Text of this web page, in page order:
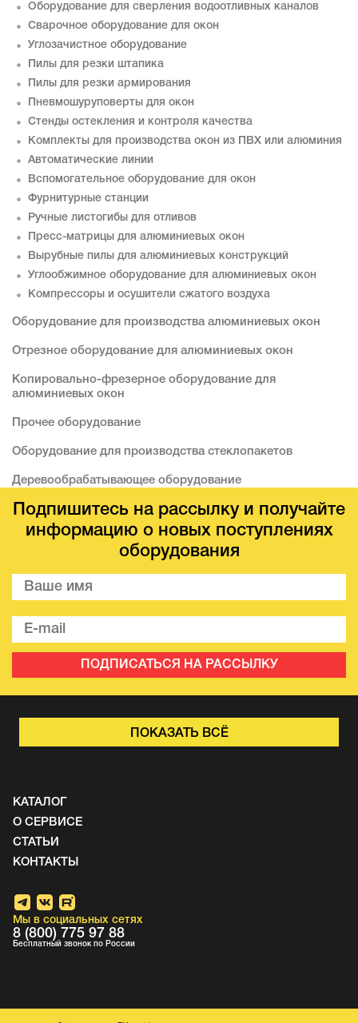
Оборудование для сверления водоотливных каналов
Сварочное оборудование для окон
Углозачистное оборудование
Пилы для резки штапика
Пилы для резки армирования
Пневмошуруповерты для окон
Стенды остекления и контроля качества
Комплекты для производства окон из ПВХ или алюминия
Автоматические линии
Вспомогательное оборудование для окон
Фурнитурные станции
Ручные листогибы для отливов
Пресс-матрицы для алюминиевых окон
Вырубные пилы для алюминиевых конструкций
Углообжимное оборудование для алюминиевых окон
Компрессоры и осушители сжатого воздуха
Оборудование для производства алюминиевых окон
Отрезное оборудование для алюминиевых окон
Копировально-фрезерное оборудование для
алюминиевых окон
Прочее оборудование
Оборудование для производства стеклопакетов
Деревообрабатывающее оборудование
Подпишитесь на рассылку и получайте
информацию о новых поступлениях
оборудования
ПОДПИСАТЬСЯ НА РАССЫЛКУ
ПОКАЗАТЬ ВСЁ
КАТАЛОГ
О СЕРВИСЕ
СТАТЬИ
КОНТАКТЫ
Мы в социальных сетях
8 (800) 775 97 88
Бесплатный звонок по России